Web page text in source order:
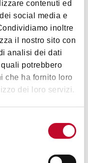
contenuti ed
social media e
inoltre
il nostro sito con
analisi dei dati
potrebbero
che ha fornito loro
dei loro servizi.